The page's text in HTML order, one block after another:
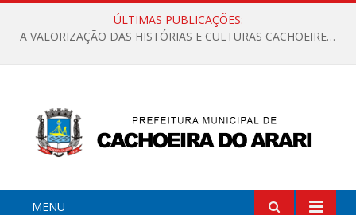
ÚLTIMAS PUBLICAÇÕES:
A VALORIZAÇÃO DAS HISTÓRIAS E CULTURAS CACHOEIRENSES
MENU